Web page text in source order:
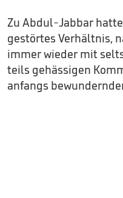
Zu Abdul-Jabbar
gestörtes Verhältnis,
immer wieder mit
teils gehässigen
anfangs